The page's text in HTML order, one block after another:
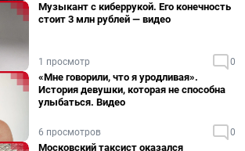
Музыкант с киберрукой. Его конечность
стоит 3 млн рублей — видео
1 просмотр 0
«Мне говорили, что я уродливая».
История девушки, которая не способна
улыбаться. Видео
6 просмотров 0
Московский таксист оказался